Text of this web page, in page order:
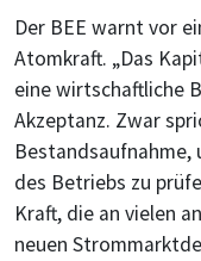
Der BEE warnt vor
Atomkraft. „Das
eine wirtschaftliche
Akzeptanz. Zwar
Bestandsaufnahme,
des Betriebs zu
Kraft, die an vielen
neuen